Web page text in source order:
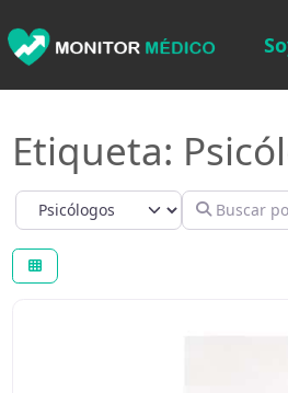
Etiqueta:
Select search type Buscar por